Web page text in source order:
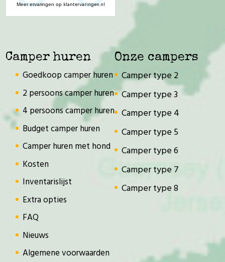
Meer ervaringen op klantervaringen.nl
Camper huren
Goedkoop camper huren
2 persoons camper huren
4 persoons camper huren
Budget camper huren
Camper huren met hond
Kosten
Inventarislijst
Extra opties
FAQ
Nieuws
Algemene voorwaarden
Onze campers
Camper type 2
Camper type 3
Camper type 4
Camper type 5
Camper type 6
Camper type 7
Camper type 8